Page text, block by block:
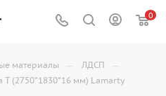
0
материалы — ЛДСП —
(2750*1830*16 мм) Lamarty